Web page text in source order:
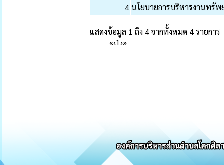
4นโยบายการบริหารงานทรัพ
แสดงข้อมูล 1 ถึง 4 จากทั้งหมด 4 รายการ
«‹1›»